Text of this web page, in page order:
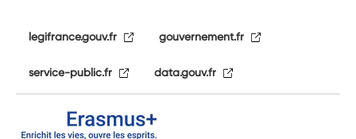
legifrance.gouv.fr gouvernement.fr
service-public.fr data.gouv.fr